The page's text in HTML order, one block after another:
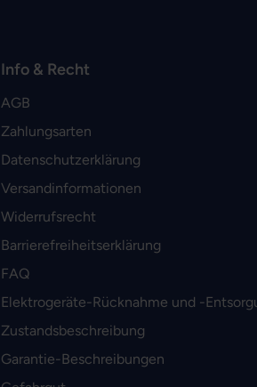
Info & Recht
AGB
Zahlungsarten
Datenschutzerklärung
Versandinformationen
Widerrufsrecht
Barrierefreiheitserklärung
FAQ
Elektrogeräte-Rücknahme und -
Zustandsbeschreibung
Garantie-Beschreibungen